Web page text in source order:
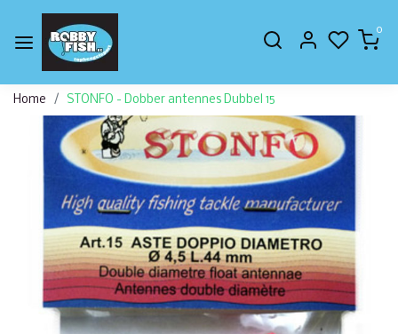
0
Home STONFO - Dobber antennes Dubbel 15